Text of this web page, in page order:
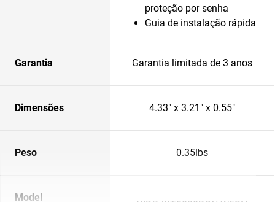
proteção por senha
Guia de instalação rápida
Garantia Garantia limitada de 3 anos
Dimensões 4.33" x 3.21" x 0.55"
Peso 0.35lbs
Model